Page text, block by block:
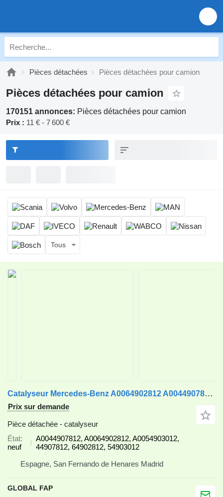
Pièces détachées Pièces détachées pour camion
Pièces détachées pour camion
170151 annonces: Pièces détachées pour camion
Prix : 11 € - 7 600 €
Tous
Catalyseur Mercedes-Benz A0064902812 A0044907812 pour camion Mercedes-Benz
Prix sur demande
Pièce détachée - catalyseur
État
neuf
A0044907812, A0064902812, A0054903012,
44907812, 64902812, 54903012
Espagne, San Fernando de Henares Madrid
GLOBAL FAP